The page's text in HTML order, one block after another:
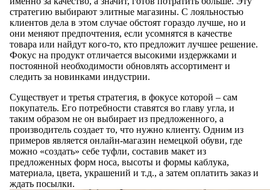
стратегию выбирают элитные магазины. С лояльностью
клиентов дела в этом случае обстоят гораздо лучше, но и
они меняют предпочтения, если усомнятся в качестве
товара или найдут кого-то, кто предложит лучшее решение.
Фокус на продукт отличается высокими издержками и
постоянной необходимости обновлять ассортимент и
следить за новинками индустрии.
Существует и третья стратегия, в фокусе которой – сам
покупатель. Его потребности ставятся во главу угла, и
таким образом не он выбирает из предложенного, а
производитель создает то, что нужно клиенту. Одним из
примеров является онлайн-магазин немецкой обуви, где
можно «создать» себе туфли, составив макет из
предложенных форм носа, высоты и формы каблука,
материала, цвета, украшений и т.д., а затем оплатить заказ и
ждать посылки.